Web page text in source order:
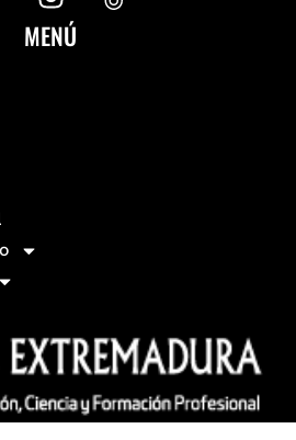
n
s
MENÚ